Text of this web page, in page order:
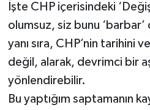
İşte CHP içerisindeki
olumsuz, siz bunu ‘barbar’
yanı sıra, CHP’nin tarihini
değil, alarak, devrimci bir
yönlendirebilir.
Bu yaptığım saptamanın